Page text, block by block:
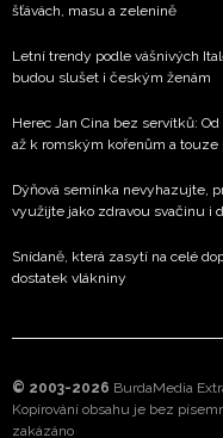
šťávách, masu a zelenině
Letní trendy podle vášnivých
budou slušet i českým ženám
Herec Jan Cina bez servítků:
až k romským kořenům a touze
Dýňová semínka nevyhazujte,
využijte jako zdravou svačinu i
Snídaně, která zasytí na celé
dostatek vlákniny
© 2003-2026 BurdaMedia
Kopírování obsahu je bez
zakázáno